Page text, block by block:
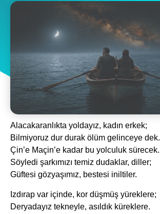
Alacakaranlıkta yoldayız, kadın erkek;
Bilmiyoruz dur durak ölüm gelinceye dek.
Çin’e Maçin’e kadar bu yolculuk sürecek.
Söyledi şarkımızı temiz dudaklar, diller;
Güftesi gözyaşımız, bestesi iniltiler.
Izdırap var içinde, kor düşmüş yüreklere;
Deryadayız tekneyle, asıldık küreklere.